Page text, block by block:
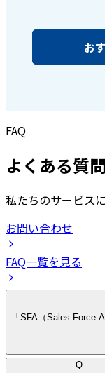
お
FAQ
よくある質問
私たちのサービス
お問い合わせ
FAQ一覧を見る
「SFA（Sales Force
Q